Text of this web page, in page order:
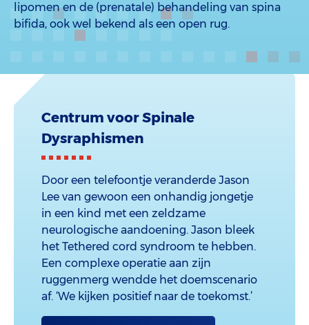
lipomen en de (prenatale) behandeling van spina
bifida, ook wel bekend als een open rug.
Centrum voor Spinale
Dysraphismen
Door een telefoontje veranderde Jason
Lee van gewoon een onhandig jongetje
in een kind met een zeldzame
neurologische aandoening. Jason bleek
het Tethered cord syndroom te hebben.
Een complexe operatie aan zijn
ruggenmerg wendde het doemscenario
af. ‘We kijken positief naar de toekomst.’